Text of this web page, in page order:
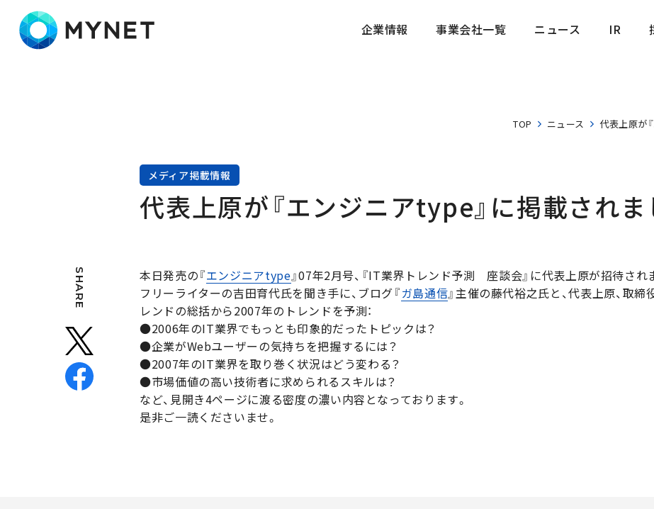
企業情報
事業会社一覧
ニュース
IR
TOP ニュース 代表上原が
メディア掲載情報
代表上原が『エンジニアtype』に掲載されま
SHARE 本日発売の『エンジニアtype』07年2月号、『IT業界トレンド予測 座談会』に代表上原が招待され
フリーライターの吉田育代氏を聞き手に、ブログ『ガ島通信』主催の藤代裕之氏と、代表上原、取
レンドの総括から2007年のトレンドを予測：
●2006年のIT業界でもっとも印象的だったトピックは？
●企業がWebユーザーの気持ちを把握するには？
●2007年のIT業界を取り巻く状況はどう変わる？
●市場価値の高い技術者に求められるスキルは？
など、見開き4ページに渡る密度の濃い内容となっております。
是非ご一読くださいませ。